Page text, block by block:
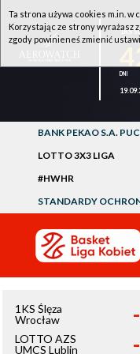
1KS
BANK PEKAO S.A.
LOTTO 3X3 LIGA
#HWHR
STANDARDY
1KS Ślęza
Wrocław
LOTTO AZS
UMCS Lublin
Ta strona używa cookies m.in. w
Korzystając ze strony wyrażasz
zgody powinieneś zmienić